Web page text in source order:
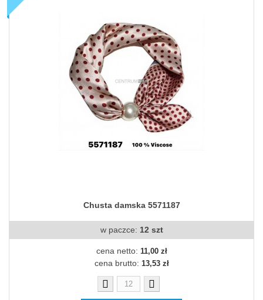
Chusta damska 5571187
w paczce: 12 szt
cena netto: 11,00 zł
cena brutto: 13,53 zł